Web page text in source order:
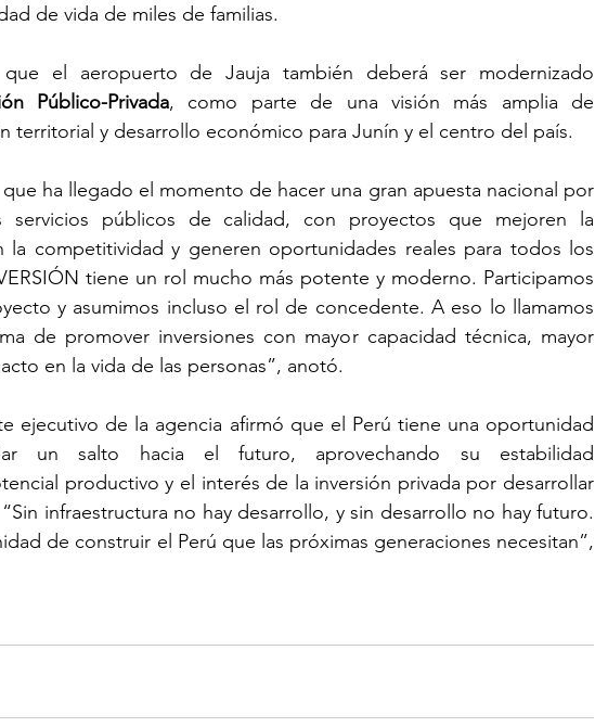
de vida de miles de familias.
el aeropuerto de Jauja también deberá ser modernizado
Público-Privada, como parte de una visión más amplia de
territorial y desarrollo económico para Junín y el centro del país.
ha llegado el momento de hacer una gran apuesta nacional por
servicios públicos de calidad, con proyectos que mejoren la
la competitividad y generen oportunidades reales para todos los
tiene un rol mucho más potente y moderno. Participamos
y asumimos incluso el rol de concedente. A eso lo llamamos
de promover inversiones con mayor capacidad técnica, mayor
en la vida de las personas”, anotó.
ejecutivo de la agencia afirmó que el Perú tiene una oportunidad
un salto hacia el futuro, aprovechando su estabilidad
productivo y el interés de la inversión privada por desarrollar
infraestructura no hay desarrollo, y sin desarrollo no hay futuro.
de construir el Perú que las próximas generaciones necesitan”,